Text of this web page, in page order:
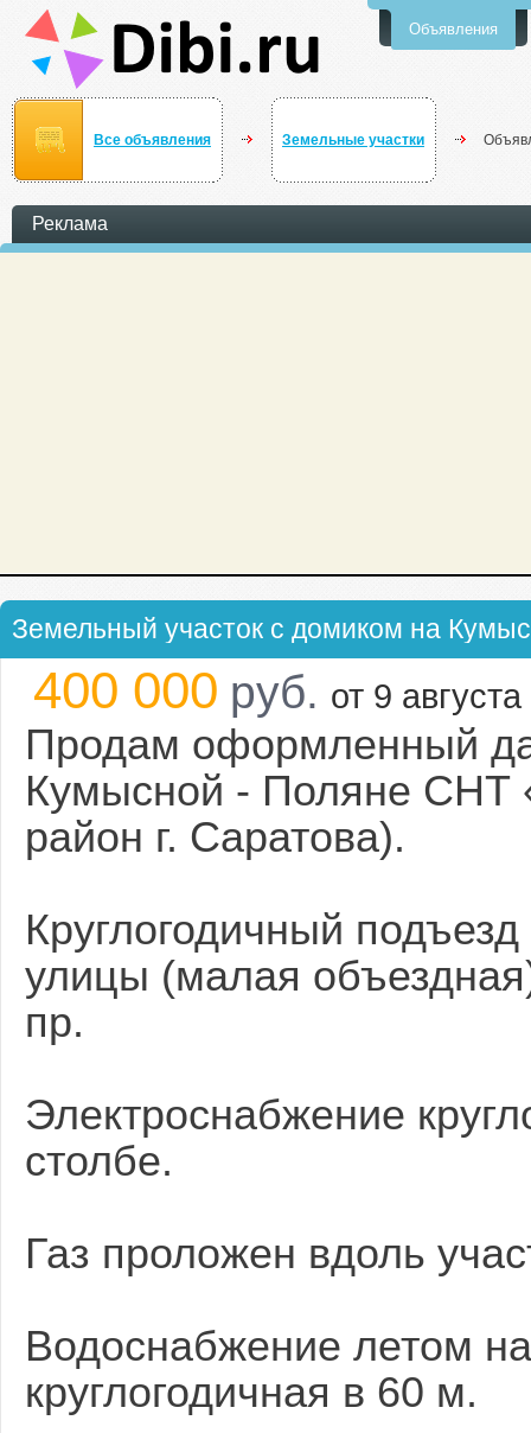
Объявления
Все объявления Земельные участки
Реклама
Земельный участок с домиком на
400 000 руб. от 9
Продам оформленный
Кумысной - Поляне СНТ
район г. Саратова).
Круглогодичный
улицы (малая
пр.
Электроснабжение
столбе.
Газ проложен вдоль
Водоснабжение летом
круглогодичная в 60 м.